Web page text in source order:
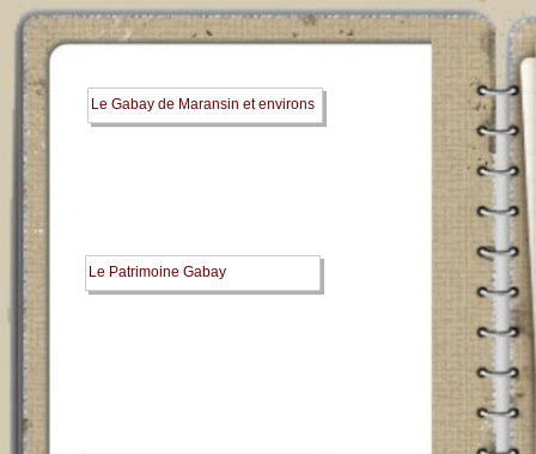
Le Patrimoine Gabay
Le Gabay de Maransin et environs